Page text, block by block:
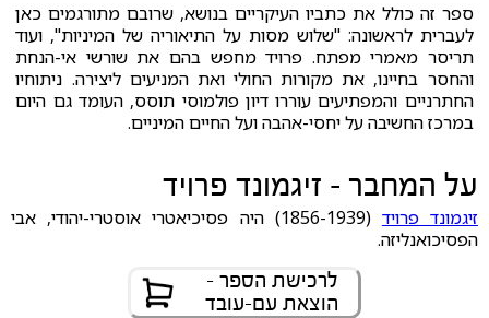
ספר זה כולל את כתביו העיקריים בנושא, שרובם מתורגמים כאן
לעברית לראשונה: "שלוש מסות על התיאוריה של המיניות", ועוד
תריסר מאמרי מפתח. פרויד מחפש בהם את שורשי אי-הנחת
והחסר בחיינו, את מקורות החולי ואת המניעים ליצירה. ניתוחיו
החתרניים והמפתיעים עוררו דיון פולמוסי תוסס, העומד גם היום
במרכז החשיבה על יחסי-אהבה ועל החיים המיניים.
על המחבר - זיגמונד פרויד
זיגמונד פרויד
(1856-1939) היה פסיכיאטרי אוסטרי-יהודי, אבי
הפסיכואנליזה.
לרכישת הספר -
הוצאת עם-עובד